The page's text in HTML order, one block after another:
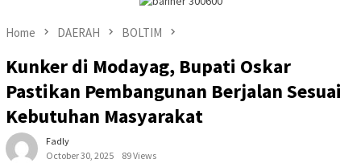
Home DAERAH BOLTIM
Kunker di Modayag, Bupati Oskar
Pastikan Pembangunan Berjalan Sesuai
Kebutuhan Masyarakat
Fadly
October 30, 2025
89 Views